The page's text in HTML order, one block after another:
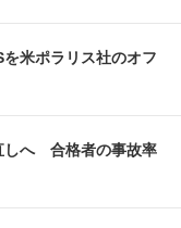
米ポラリス社のオフ
しへ 合格者の事故率